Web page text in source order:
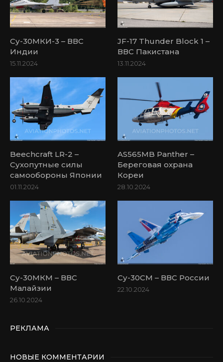
Су-30МКИ-3 – ВВС
Индии
15.11.2024
JF-17 Thunder Block 1 –
ВВС Пакистана
13.11.2024
Beechcraft LR-2 –
Сухопутные силы
самообороны Японии
01.11.2024
AS565MB Panther –
Береговая охрана
Кореи
28.10.2024
Су-30МКМ – ВВС
Малайзии
26.10.2024
Су-30СМ – ВВС России
22.10.2024
РЕКЛАМА
НОВЫЕ КОММЕНТАРИИ